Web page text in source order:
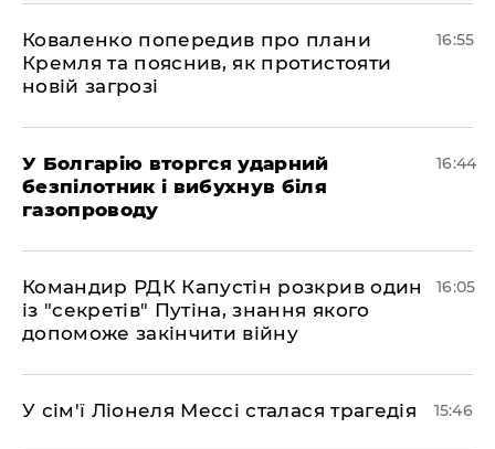
Коваленко попередив про плани
Кремля та пояснив, як протистояти
новій загрозі
16:55
У Болгарію вторгся ударний
безпілотник і вибухнув біля
газопроводу
16:44
Командир РДК Капустін розкрив один
із "секретів" Путіна, знання якого
допоможе закінчити війну
16:05
У сім'ї Ліонеля Мессі сталася трагедія 15:46